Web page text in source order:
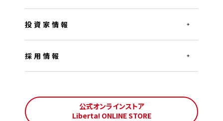
投資家情報
採用情報
公式オンラインストア
Liberta! ONLINE STORE